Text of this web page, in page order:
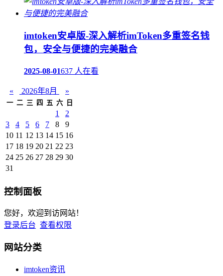
imtoken安卓版-深入解析imToken多重签名钱
包，安全与便捷的完美融合
2025-08-01637 人在看
« 2026年8月 »
一 二 三 四 五 六 日
1
2
3
4 5 6 7 8
9
10 11 12 13 14 15 16
17 18 19 20 21 22 23
24 25 26 27 28 29 30
31
控制面板
您好，欢迎到访网站！
登录后台 查看权限
网站分类
imtoken资讯